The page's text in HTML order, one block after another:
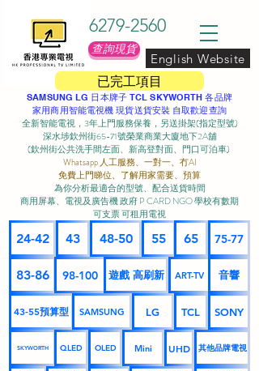
已完工項目
6279-2560
查詢現貨
English Website
SAMSUNG LG 日本牌子 TCL SKYWORTH 各品牌
家用商用智能電視機 現貨送貨安裝 自取歡迎查詢
全新智能電視，3年上門服務保養，另送掛架(指定型號)
深水埗欽州街65-71號榮業商業大廈地下2A舖
(欽州街公共洗手間左面、新高登對面、門口可泊車) ​
Whatsapp 人工服務、一對一、冇AI
免費上門睇位、了解用家需要、預算
為你分析最適合的型號、配合送貨時間
商用屏幕、電視及廣告機 政府 P CARD NGO 學校有數期
可支票 可租用電視
24-42 43 48-50 55 65 75-77
83-86 98-100 遊戲 高刷新 ART-TV 音響
43-55預算型 SAMSUNG LG TCL SONY
SKYWORTH QLED OLED Mini UHD 其他品牌電視